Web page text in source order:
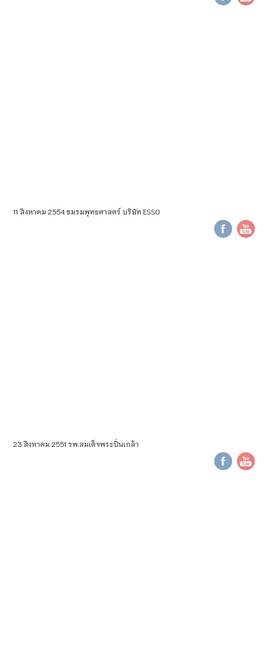
11 สิงหาคม 2554 ชมรมพุทธศาสตร์ บริษัท ESSO
23 สิงหาคม 2551 รพ.สมเด็จพระปิ่นเกล้า